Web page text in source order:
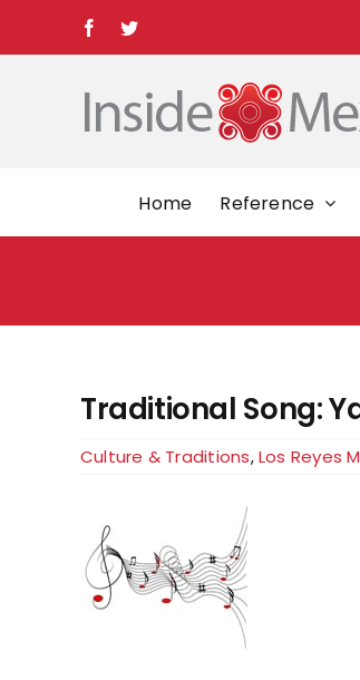
content
FacebookTwitter
Home Reference
Traditional Song:
Culture & Traditions,Los Reyes
Larger
Image